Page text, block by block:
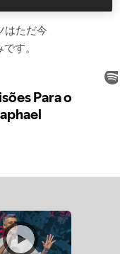
はただ今
す。